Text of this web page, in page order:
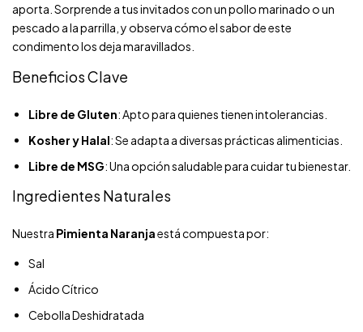
aporta. Sorprende a tus invitados con un pollo marinado o un
pescado a la parrilla, y observa cómo el sabor de este
condimento los deja maravillados.
Beneficios Clave
Libre de Gluten: Apto para quienes tienen intolerancias.
Kosher y Halal: Se adapta a diversas prácticas alimenticias.
Libre de MSG: Una opción saludable para cuidar tu bienestar.
Ingredientes Naturales
Nuestra Pimienta Naranjaestá compuesta por:
Sal
Ácido Cítrico
Cebolla Deshidratada